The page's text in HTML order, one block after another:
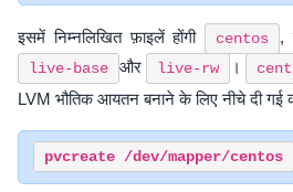
इसमें निम्नलिखित फ़ाइलें होंगी centos ,
live-base और live-rw ।
LVM भौतिक आयतन बनाने के लिए नीचे दी गई